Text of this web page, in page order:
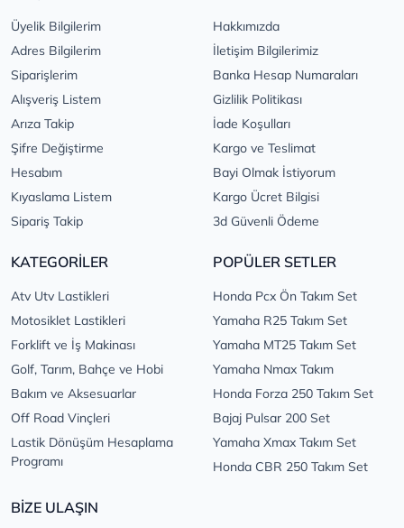
Üyelik Bilgilerim
Adres Bilgilerim
Siparişlerim
Alışveriş Listem
Arıza Takip
Şifre Değiştirme
Hesabım
Kıyaslama Listem
Sipariş Takip
Hakkımızda
İletişim Bilgilerimiz
Banka Hesap Numaraları
Gizlilik Politikası
İade Koşulları
Kargo ve Teslimat
Bayi Olmak İstiyorum
Kargo Ücret Bilgisi
3d Güvenli Ödeme
KATEGORİLER
Atv Utv Lastikleri
Motosiklet Lastikleri
Forklift ve İş Makinası
Golf, Tarım, Bahçe ve Hobi
Bakım ve Aksesuarlar
Off Road Vinçleri
Lastik Dönüşüm Hesaplama
Programı
POPÜLER SETLER
Honda Pcx Ön Takım Set
Yamaha R25 Takım Set
Yamaha MT25 Takım Set
Yamaha Nmax Takım
Honda Forza 250 Takım Set
Bajaj Pulsar 200 Set
Yamaha Xmax Takım Set
Honda CBR 250 Takım Set
BİZE ULAŞIN